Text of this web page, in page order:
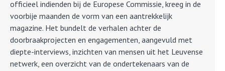
officieel indienden bij de Europese Commissie, kreeg in de
voorbije maanden de vorm van een aantrekkelijk
magazine. Het bundelt de verhalen achter de
doorbraakprojecten en engagementen, aangevuld met
diepte-interviews, inzichten van mensen uit het Leuvense
netwerk, een overzicht van de ondertekenaars van de